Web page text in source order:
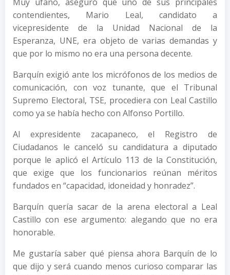
contendientes, Mario Leal, candidato a
vicepresidente de la Unidad Nacional de la
Esperanza, UNE, era objeto de varias demandas y
que por lo mismo no era una persona decente.
Barquín exigió ante los micrófonos de los medios de
comunicación, con voz tunante, que el Tribunal
Supremo Electoral, TSE, procediera con Leal Castillo
como ya se había hecho con Alfonso Portillo.
Al expresidente zacapaneco, el Registro de
Ciudadanos le canceló su candidatura a diputado
porque le aplicó el Artículo 113 de la Constitución,
que exige que los funcionarios reúnan méritos
fundados en “capacidad, idoneidad y honradez”.
Barquín quería sacar de la arena electoral a Leal
Castillo con ese argumento: alegando que no era
honorable.
Me gustaría saber qué piensa ahora Barquín de lo
que dijo y será cuando menos curioso comparar las